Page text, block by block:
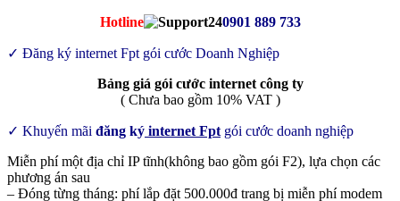
Hotline
0901 889 733
✓ Đăng ký internet Fpt gói cước Doanh Nghiệp
Bảng giá gói cước internet công ty
( Chưa bao gồm 10% VAT )
✓ Khuyến mãi đăng ký internet Fpt gói cước doanh nghiệp
Miễn phí một địa chỉ IP tĩnh(không bao gồm gói F2), lựa chọn các
phương án sau
– Đóng từng tháng: phí lắp đặt 500.000đ trang bị miễn phí modem